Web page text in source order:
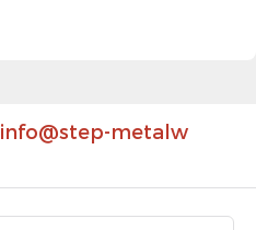
info@step-metalw